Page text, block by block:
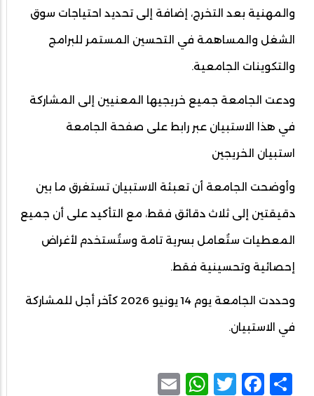
والمهنية بعد التخرج، إضافة إلى تحديد احتياجات سوق
الشغل والمساهمة في التحسين المستمر للبرامج
والتكوينات الجامعية.
ودعت الجامعة جميع خريجيها المعنيين إلى المشاركة
في هذا الاستبيان عبر رابط على صفحة الجامعة
استبيان الخريجين
وأوضحت الجامعة أن تعبئة الاستبيان تستغرق ما بين
دقيقتين إلى ثلاث دقائق فقط، مع التأكيد على أن جميع
المعطيات ستُعامل بسرية تامة وستُستخدم لأغراض
إحصائية وتحسينية فقط.
وحددت الجامعة يوم 14 يونيو 2026 كآخر أجل للمشاركة
في الاستبيان.
Share
Facebook
Twitter
WhatsApp